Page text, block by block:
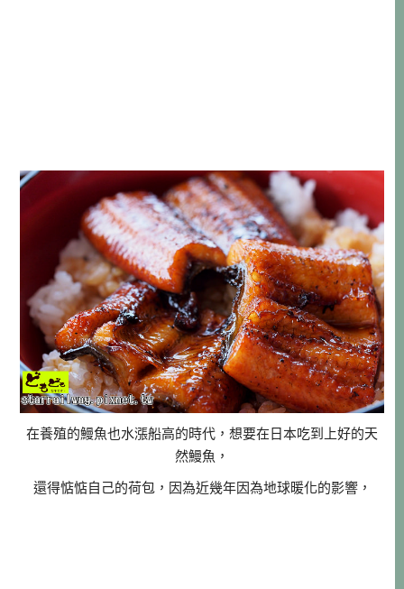
在養殖的鰻魚也水漲船高的時代，想要在日本吃到上好的天
然鰻魚，
還得惦惦自己的荷包，因為近幾年因為地球暖化的影響，